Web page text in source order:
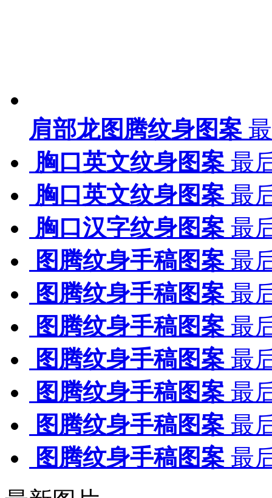
肩部龙图腾纹身图案
胸口英文纹身图案 最
胸口英文纹身图案 最
胸口汉字纹身图案 最
图腾纹身手稿图案 最
图腾纹身手稿图案 最
图腾纹身手稿图案 最
图腾纹身手稿图案 最
图腾纹身手稿图案 最
图腾纹身手稿图案 最
图腾纹身手稿图案 最